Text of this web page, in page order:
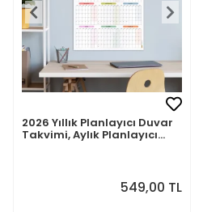
2026 Yıllık Planlayıcı Duvar
Takvimi, Aylık Planlayıcı
549,00 TL